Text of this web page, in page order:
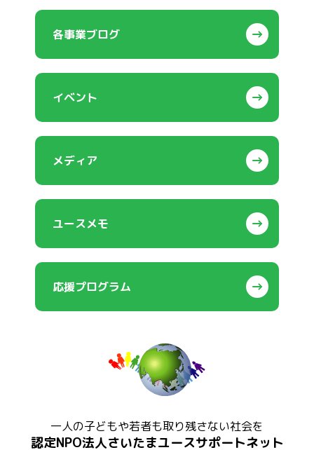
各事業ブログ
イベント
メディア
ユースメモ
応援プログラム
一人の子どもや若者も取り残さない社会を
認定NPO法人さいたまユースサポートネット